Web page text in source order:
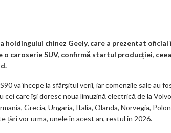
m
o
o
k
m
ar
chinez Geely, care a prezentat oficial
caroserie SUV, confirmă startul producției,
va începe la sfârșitul verii, iar comenzile sale au
care își doresc noua limuzină electrică de la
Grecia, Ungaria, Italia, Olanda, Norvegia,
țări vor urma, unele în acest an, restul în 2026.